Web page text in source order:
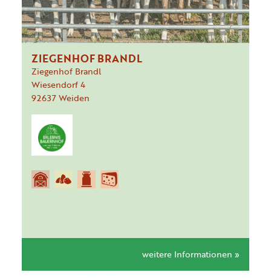
ZIEGENHOF BRANDL
Ziegenhof Brandl
Wiesendorf4
92637Weiden
weitere Informationen »